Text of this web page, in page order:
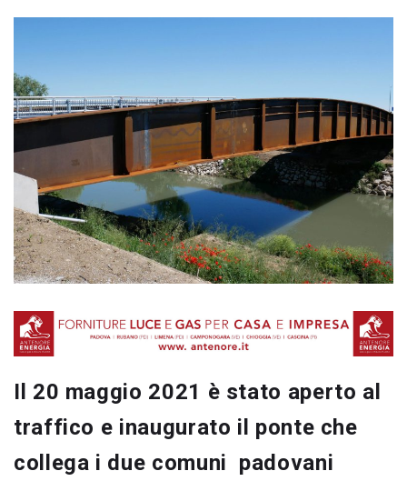
Il 20 maggio 2021 è stato aperto al
traffico e inaugurato il ponte che
collega i due comuni padovani